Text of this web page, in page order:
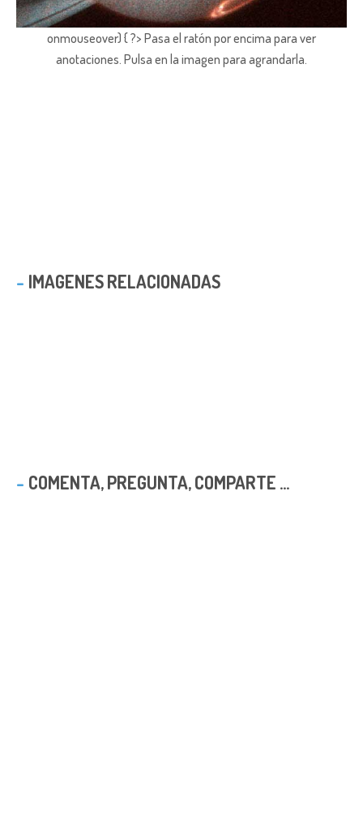
onmouseover) { ?> Pasa el ratón por encima para ver
anotaciones. Pulsa en la imagen para agrandarla.
IMAGENES RELACIONADAS
COMENTA, PREGUNTA, COMPARTE ...